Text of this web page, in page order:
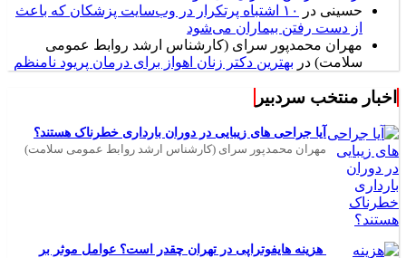
حسینی در
۱۰ اشتباه پرتکرار در وب‌سایت پزشکان که باعث
از دست رفتن بیماران می‌شود
مهران محمدپور سرای (کارشناس ارشد روابط عمومی
سلامت) در بهترین دکتر زنان اهواز برای درمان پریود نامنظم
اخبار منتخب سردبیر
آیا جراحی های زیبایی در دوران بارداری خطرناک هستند؟
مهران محمدپور سرای (کارشناس ارشد روابط عمومی سلامت)
هزینه هایفوتراپی در تهران چقدر است؟ عوامل موثر بر